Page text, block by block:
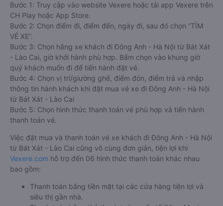
Bước 1: Truy cập vào website Vexere hoặc tải app Vexere trên
CH Play hoặc App Store.
Bước 2: Chọn điểm đi, điểm đến, ngày đi, sau đó chọn “TÌM
VÉ XE”.
Bước 3: Chọn hãng xe khách đi Đông Anh - Hà Nội từ Bát Xát
- Lào Cai, giờ khởi hành phù hợp. Bấm chọn vào khung giờ
quý khách muốn đi để tiến hành đặt vé.
Bước 4: Chọn vị trí/giường ghế, điểm đón, điểm trả và nhập
thông tin hành khách khi đặt mua vé xe đi Đông Anh - Hà Nội
từ Bát Xát - Lào Cai
Bước 5: Chọn hình thức thanh toán vé phù hợp và tiến hành
thanh toán vé.
Việc đặt mua và thanh toán vé xe khách đi Đông Anh - Hà Nội
từ Bát Xát - Lào Cai cũng vô cùng đơn giản, tiện lợi khi
Vexere.com hỗ trợ đến 06 hình thức thanh toán khác nhau
bao gồm:
Thanh toán bằng tiền mặt tại các cửa hàng tiện lợi và
siêu thị gần nhà.